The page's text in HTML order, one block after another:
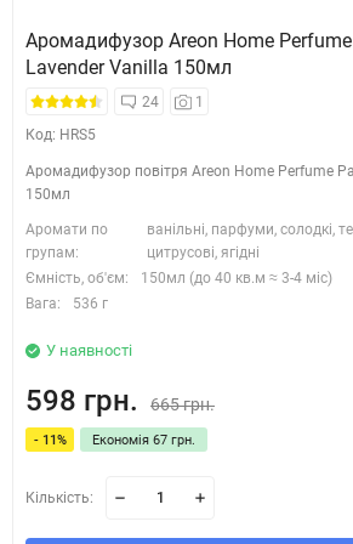
Аромадифузор Areon Home
Lavender Vanilla 150мл
24
1
Код: HRS5
Аромадифузор повітря Areon Home Perfume
150мл
Аромати по
групам:
ванільні, парфуми, солодкі,
цитрусові, ягідні
Ємність, об'єм:
150мл (до 40 кв.м ≈ 3-4 міс)
Вага:
536 г
У наявності
598 грн. 665 грн.
- 11% Економія 67 грн.
Кількість: